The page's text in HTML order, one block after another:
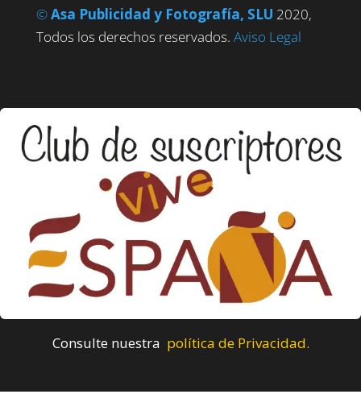
©Asa Publicidad y Fotografía, SLU 2020,
Todos los derechos reservados. Aviso Legal
Consulte nuestra política de Privacidad.